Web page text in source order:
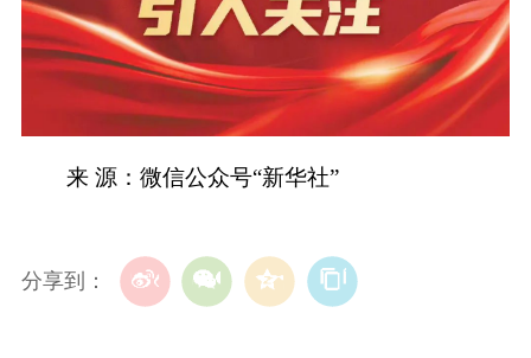
来 源：微信公众号“新华社”
分享到：